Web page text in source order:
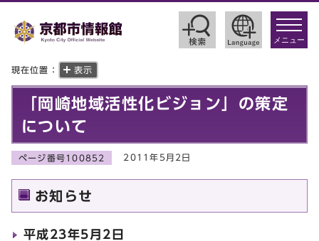
toggle
メニュー
現在位置： 表示
「岡崎地域活性化ビジョン」の策定
について
ページ番号100852 2011年5月2日
お知らせ
平成23年5月2日